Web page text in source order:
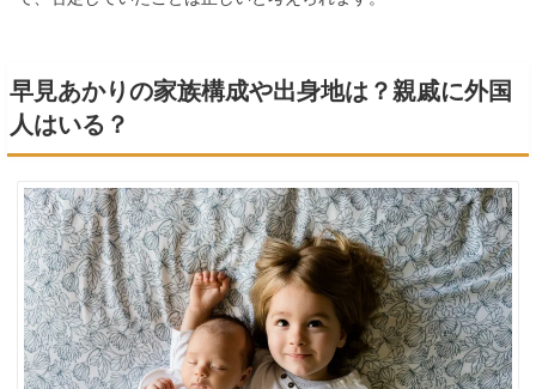
早見あかりの家族構成や出身地は？親戚に外国
人はいる？